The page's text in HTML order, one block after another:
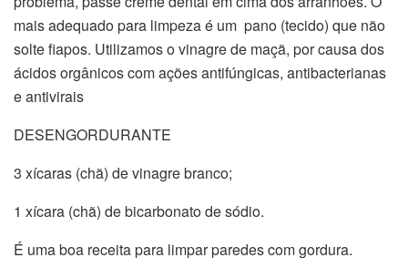
mais adequado para limpeza é um pano (tecido) que não
solte fiapos. Utilizamos o vinagre de maçã, por causa dos
ácidos orgânicos com ações antifúngicas, antibacterianas
e antivirais
DESENGORDURANTE
3 xícaras (chã) de vinagre branco;
1 xícara (chã) de bicarbonato de sódio.
É uma boa receita para limpar paredes com gordura.